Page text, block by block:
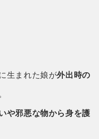
生まれた娘が外出時の
いや邪悪な物から身を護